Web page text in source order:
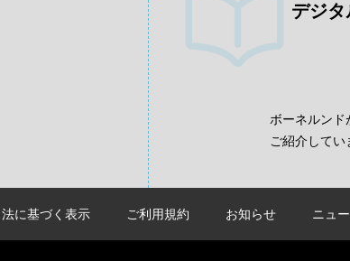
デジ
ボーネルンド
ご紹介してい
に基づく表示 ご利用規約 お知らせ ニュ